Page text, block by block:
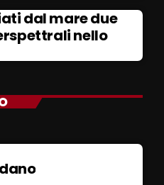
dal mare due
nello